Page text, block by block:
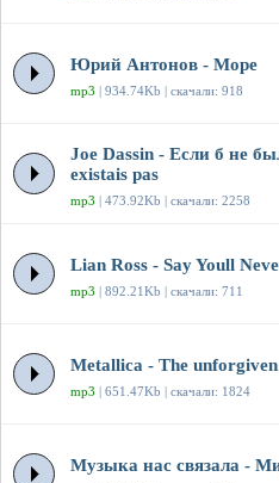
Юрий Антонов - Море
mp3 | 934.74Kb | скачали: 918
Joe Dassin - Если б не
existais pas
mp3 | 473.92Kb | скачали: 2258
Lian Ross - Say Youll
mp3 | 892.21Kb | скачали: 711
Metallica - The unforgiven
mp3 | 651.47Kb | скачали: 1824
Музыка нас связала -